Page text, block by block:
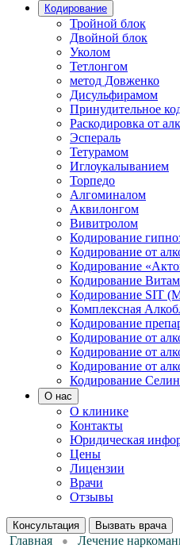
Кодирование
Тройной блок
Двойной блок
Уколом
Тетлонгом
метод Довженко
Дисульфирамом
Принудительное
Раскодировка от
Эспераль
Тетурамом
Иглоукалыванием
Торпедо
Алгоминалом
Аквилонгом
Вивитролом
Кодирование
Кодирование от
Кодирование
Кодирование
Кодирование SIT
Комплексная
Кодирование
Кодирование от
Кодирование от
Кодирование от
Кодирование
О нас
О клинике
Контакты
Юридическая
Цены
Лицензии
Врачи
Отзывы
Консультация Вызвать врача
Главная Лечение